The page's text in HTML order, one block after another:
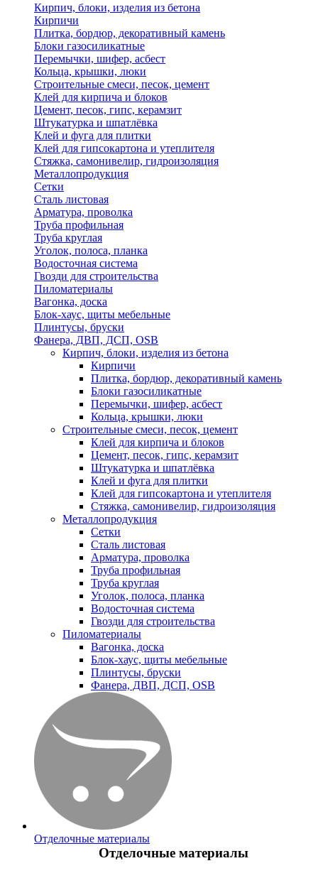
Кирпич, блоки, изделия из бетона
Кирпичи
Плитка, бордюр, декоративный камень
Блоки газосиликатные
Перемычки, шифер, асбест
Кольца, крышки, люки
Строительные смеси, песок, цемент
Клей для кирпича и блоков
Цемент, песок, гипс, керамзит
Штукатурка и шпатлёвка
Клей и фуга для плитки
Клей для гипсокартона и утеплителя
Стяжка, самонивелир, гидроизоляция
Металлопродукция
Сетки
Сталь листовая
Арматура, проволка
Труба профильная
Труба круглая
Уголок, полоса, планка
Водосточная система
Гвозди для строительства
Пиломатериалы
Вагонка, доска
Блок-хаус, щиты мебельные
Плинтусы, бруски
Фанера, ДВП, ДСП, OSB
Кирпич, блоки, изделия из бетона
Кирпичи
Плитка, бордюр, декоративный камень
Блоки газосиликатные
Перемычки, шифер, асбест
Кольца, крышки, люки
Строительные смеси, песок, цемент
Клей для кирпича и блоков
Цемент, песок, гипс, керамзит
Штукатурка и шпатлёвка
Клей и фуга для плитки
Клей для гипсокартона и утеплителя
Стяжка, самонивелир, гидроизоляция
Металлопродукция
Сетки
Сталь листовая
Арматура, проволка
Труба профильная
Труба круглая
Уголок, полоса, планка
Водосточная система
Гвозди для строительства
Пиломатериалы
Вагонка, доска
Блок-хаус, щиты мебельные
Плинтусы, бруски
Фанера, ДВП, ДСП, OSB
Отделочные материалы
Отделочные материалы